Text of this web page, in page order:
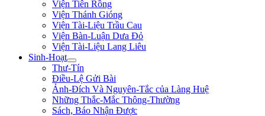
Viện Tiên Rồng
Viện Thánh Gióng
Viện Tài-Liệu Trầu Cau
Viện Bàn-Luận Dưa Đỏ
Viện Tài-Liệu Lang Liêu
Sinh-Hoạt
Thư-Tín
Điều-Lệ Gửi Bài
Ảnh-Đích Và Nguyên-Tắc của Làng Huệ
Những Thắc-Mắc Thông-Thường
Sách, Báo Nhận Được